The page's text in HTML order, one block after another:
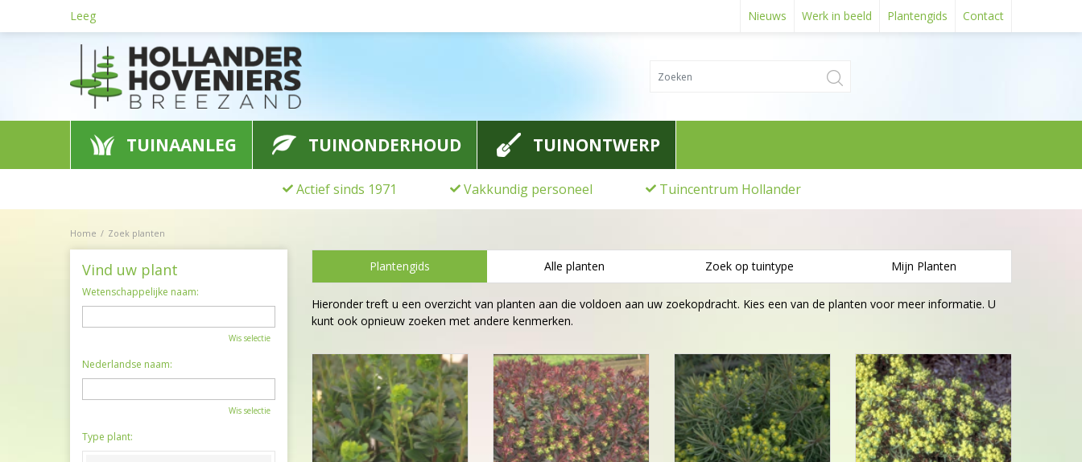
Home Zoek planten
Leeg Nieuws Werk in beeld Plantengids Contact
TUINAANLEG TUINONDERHOUD TUINONTWERP
Actief sinds 1971 Vakkundig personeel Tuincentrum Hollander
Plantengids Alle planten Zoek op tuintype Mijn Planten
Hieronder treft u een overzicht van planten aan die voldoen aan uw zoekopdracht. Kies een van de planten voor meer informatie. U
kunt ook opnieuw zoeken met andere kenmerken.
Vind uw plant
Wetenschappelijke naam:
Wis selectie
Nederlandse naam:
Wis selectie
Type plant: